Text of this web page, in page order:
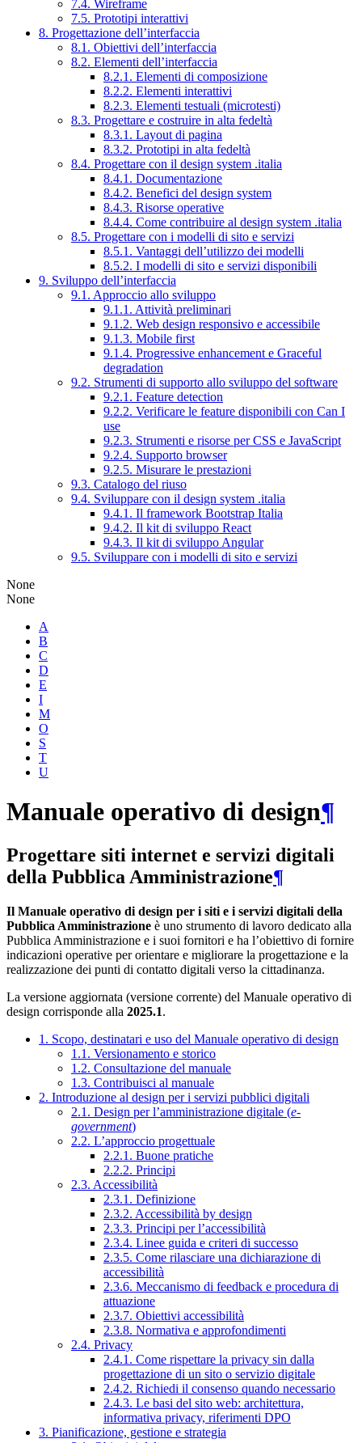
7.4. Wireframe
7.5. Prototipi interattivi
8. Progettazione dell’interfaccia
8.1. Obiettivi dell’interfaccia
8.2. Elementi dell’interfaccia
8.2.1. Elementi di composizione
8.2.2. Elementi interattivi
8.2.3. Elementi testuali (microtesti)
8.3. Progettare e costruire in alta fedeltà
8.3.1. Layout di pagina
8.3.2. Prototipi in alta fedeltà
8.4. Progettare con il design system .italia
8.4.1. Documentazione
8.4.2. Benefici del design system
8.4.3. Risorse operative
8.4.4. Come contribuire al design system .italia
8.5. Progettare con i modelli di sito e servizi
8.5.1. Vantaggi dell’utilizzo dei modelli
8.5.2. I modelli di sito e servizi disponibili
9. Sviluppo dell’interfaccia
9.1. Approccio allo sviluppo
9.1.1. Attività preliminari
9.1.2. Web design responsivo e accessibile
9.1.3. Mobile first
9.1.4. Progressive enhancement e Graceful
degradation
9.2. Strumenti di supporto allo sviluppo del software
9.2.1. Feature detection
9.2.2. Verificare le feature disponibili con Can I
use
9.2.3. Strumenti e risorse per CSS e JavaScript
9.2.4. Supporto browser
9.2.5. Misurare le prestazioni
9.3. Catalogo del riuso
9.4. Sviluppare con il design system .italia
9.4.1. Il framework Bootstrap Italia
9.4.2. Il kit di sviluppo React
9.4.3. Il kit di sviluppo Angular
9.5. Sviluppare con i modelli di sito e servizi
None
None
A
B
C
D
E
I
M
O
S
T
U
Manuale operativo di design¶
Progettare siti internet e servizi digitali
della Pubblica Amministrazione¶
Il Manuale operativo di design per i siti e i servizi digitali della
Pubblica Amministrazione è uno strumento di lavoro dedicato alla
Pubblica Amministrazione e i suoi fornitori e ha l’obiettivo di fornire
indicazioni operative per orientare e migliorare la progettazione e la
realizzazione dei punti di contatto digitali verso la cittadinanza.
La versione aggiornata (versione corrente) del Manuale operativo di
design corrisponde alla 2025.1.
1. Scopo, destinatari e uso del Manuale operativo di design
1.1. Versionamento e storico
1.2. Consultazione del manuale
1.3. Contribuisci al manuale
2. Introduzione al design per i servizi pubblici digitali
2.1. Design per l’amministrazione digitale (e-
government)
2.2. L’approccio progettuale
2.2.1. Buone pratiche
2.2.2. Principi
2.3. Accessibilità
2.3.1. Definizione
2.3.2. Accessibilità by design
2.3.3. Principi per l’accessibilità
2.3.4. Linee guida e criteri di successo
2.3.5. Come rilasciare una dichiarazione di
accessibilità
2.3.6. Meccanismo di feedback e procedura di
attuazione
2.3.7. Obiettivi accessibilità
2.3.8. Normativa e approfondimenti
2.4. Privacy
2.4.1. Come rispettare la privacy sin dalla
progettazione di un sito o servizio digitale
2.4.2. Richiedi il consenso quando necessario
2.4.3. Le basi del sito web: architettura,
informativa privacy, riferimenti DPO
3. Pianificazione, gestione e strategia